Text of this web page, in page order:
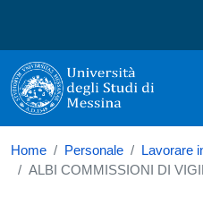
Università degli
Home Personale
Lavorare
ALBI COMMISSIONI DI